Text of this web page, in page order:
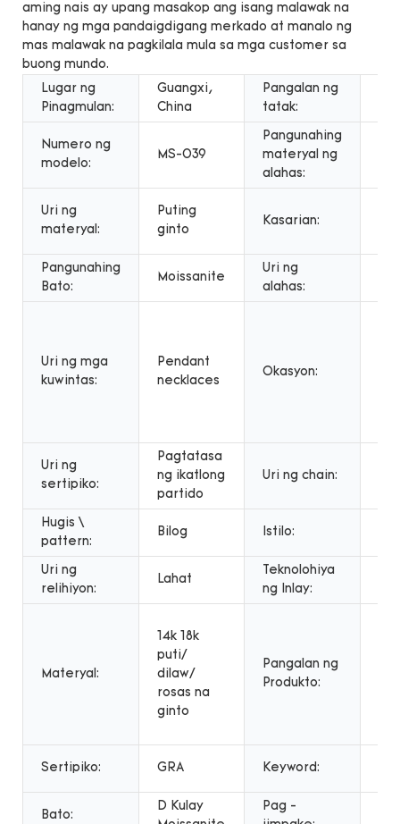
aming nais ay upang masakop ang isang malawak na
hanay ng mga pandaigdigang merkado at manalo ng
mas malawak na pagkilala mula sa mga customer sa
buong mundo.
Lugar ng
Pinagmulan:
Guangxi,
China
Pangalan ng
tatak:
Numero ng
modelo:
MS-039
Pangunahing
materyal ng
alahas:
Uri ng
materyal:
Puting
ginto
Kasarian:
Pangunahing
Bato:
Moissanite
Uri ng
alahas:
Uri ng mga
kuwintas:
Pendant
necklaces
Okasyon:
Uri ng
sertipiko:
Pagtatasa
ng ikatlong
partido
Uri ng chain:
Hugis \
pattern:
Bilog Istilo:
Uri ng
relihiyon:
Lahat
Teknolohiya
ng Inlay:
Materyal:
14k 18k
puti/
dilaw/
rosas na
ginto
Pangalan ng
Produkto:
Sertipiko: GRA Keyword:
Bato:
D Kulay
Pag -